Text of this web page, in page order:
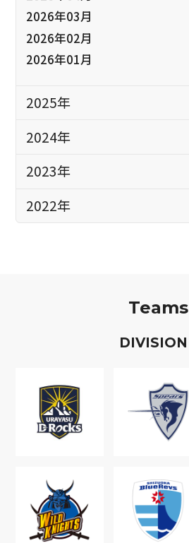
2026年03月
2026年02月
2026年01月
2025年
2024年
2023年
2022年
Teams
DIVISION